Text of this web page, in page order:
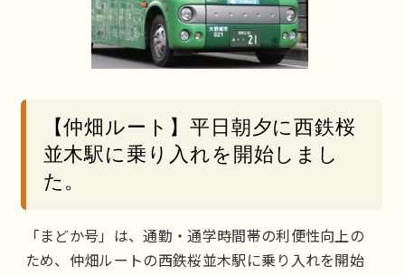
【仲畑ルート】平日朝夕に西鉄桜
並木駅に乗り入れを開始しまし
た。
「まどか号」は、通勤・通学時間帯の利便性向上の
ため、仲畑ルートの西鉄桜並木駅に乗り入れを開始